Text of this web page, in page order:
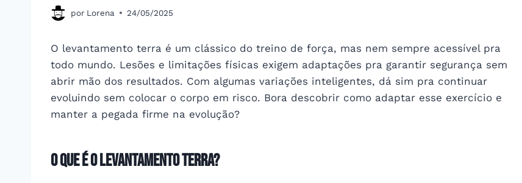
por Lorena 24/05/2025
O levantamento terra é um clássico do treino de força, mas nem sempre acessível pra
todo mundo. Lesões e limitações físicas exigem adaptações pra garantir segurança sem
abrir mão dos resultados. Com algumas variações inteligentes, dá sim pra continuar
evoluindo sem colocar o corpo em risco. Bora descobrir como adaptar esse exercício e
manter a pegada firme na evolução?
O Que É o Levantamento Terra?